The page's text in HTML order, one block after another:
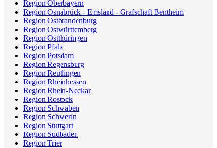
Region Oberbayern
Region Osnabrück - Emsland - Grafschaft Bentheim
Region Ostbrandenburg
Region Ostwürttemberg
Region Ostthüringen
Region Pfalz
Region Potsdam
Region Regensburg
Region Reutlingen
Region Rheinhessen
Region Rhein-Neckar
Region Rostock
Region Schwaben
Region Schwerin
Region Stuttgart
Region Südbaden
Region Trier